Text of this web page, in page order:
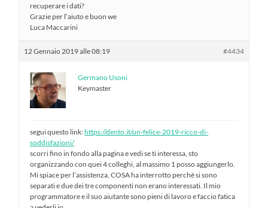
recuperare i dati?
Grazie per l’aiuto e buon we
Luca Maccarini
12 Gennaio 2019 alle 08:19 #4434
Germano Usoni
Keymaster
segui questo link:https://dento.it/un-felice-2019-ricco-di-
soddisfazioni/
scorri fino in fondo alla pagina e vedi se ti interessa, sto
organizzando con quei 4 colleghi, al massimo 1 posso aggiungerlo.
Mi spiace per l’assistenza, COSA ha interrotto perchè si sono
separati e due dei tre componenti non erano interessati. Il mio
programmatore e il suo aiutante sono pieni di lavoro e faccio fatica